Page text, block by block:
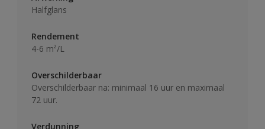
Halfglans
Rendement
4-6 m²/L
Overschilderbaar
Overschilderbaar na: minimaal 16 uur en maximaal
72 uur.
Verdunning